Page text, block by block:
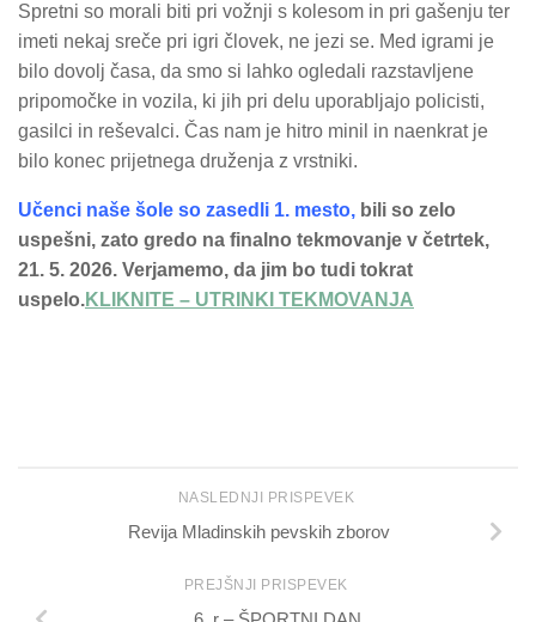
Spretni so morali biti pri vožnji s kolesom in pri gašenju ter
imeti nekaj sreče pri igri človek, ne jezi se. Med igrami je
bilo dovolj časa, da smo si lahko ogledali razstavljene
pripomočke in vozila, ki jih pri delu uporabljajo policisti,
gasilci in reševalci. Čas nam je hitro minil in naenkrat je
bilo konec prijetnega druženja z vrstniki.
Učenci naše šole so zasedli 1. mesto, bili so zelo
uspešni, zato gredo na finalno tekmovanje v četrtek,
21. 5. 2026. Verjamemo, da jim bo tudi tokrat
uspelo.KLIKNITE – UTRINKI TEKMOVANJA
NASLEDNJI PRISPEVEK
Revija Mladinskih pevskih zborov
PREJŠNJI PRISPEVEK